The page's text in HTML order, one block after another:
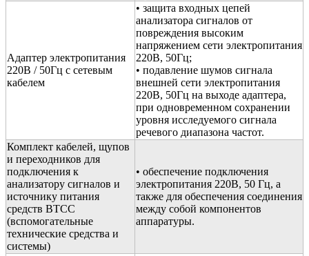
Адаптер электропитания
220В / 50Гц с сетевым
кабелем
• защита входных цепей
анализатора сигналов от
повреждения высоким
напряжением сети электропитания
220В, 50Гц;
• подавление шумов сигнала
внешней сети электропитания
220В, 50Гц на выходе адаптера,
при одновременном сохранении
уровня исследуемого сигнала
речевого диапазона частот.
Комплект кабелей, щупов
и переходников для
подключения к
анализатору сигналов и
источнику питания
средств ВТСС
(вспомогательные
технические средства и
системы)
• обеспечение подключения
электропитания 220В, 50 Гц, а
также для обеспечения соединения
между собой компонентов
аппаратуры.